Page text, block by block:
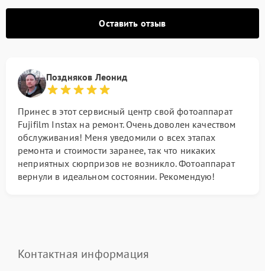
Оставить отзыв
Поздняков Леонид
Принес в этот сервисный центр свой фотоаппарат
Fujifilm Instax на ремонт. Очень доволен качеством
обслуживания! Меня уведомили о всех этапах
ремонта и стоимости заранее, так что никаких
неприятных сюрпризов не возникло. Фотоаппарат
вернули в идеальном состоянии. Рекомендую!
Контактная информация